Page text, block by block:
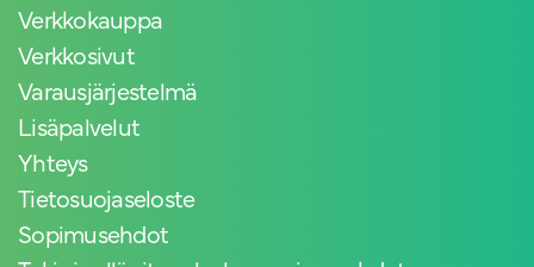
Verkkokauppa
Verkkosivut
Varausjärjestelmä
Lisäpalvelut
Yhteys
Tietosuojaseloste
Sopimusehdot